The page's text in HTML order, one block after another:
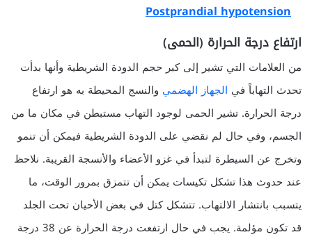
Postprandial hypotension
ارتفاع درجة الحرارة (الحمى)
من العلامات التي تشير إلى كبر حجم الدودة الشريطية وأنها بدأت
تحدث التهاباً في الجهاز الهضمي والنسج المحيطة به هو ارتفاع
درجة الحرارة. تشير الحمى لوجود التهاب مستبطن في مكان ما من
الجسم، وفي حال لم نقضي على الدودة الشريطية فيمكن أن تنمو
وتخرج عن السيطرة لتبدأ في غزو الأعضاء والأنسجة القريبة. نلاحظ
عند حدوث هذا تشكل تكيسات يمكن أن تتمزق بمرور الوقت، ما
يتسبب بانتشار الالتهاب. تتشكل كتل في بعض الأحيان تحت الجلد
قد تكون مؤلمة. يجب في حال ارتفعت درجة الحرارة عن 38 درجة